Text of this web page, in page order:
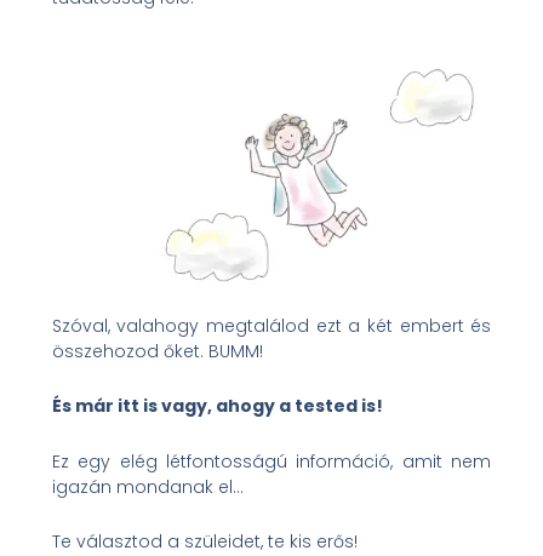
Szóval, valahogy megtalálod ezt a két embert és
összehozod őket. BUMM!
És már itt is vagy, ahogy a tested is!
Ez egy elég létfontosságú információ, amit nem
igazán mondanak el…
Te választod a szüleidet, te kis erős!